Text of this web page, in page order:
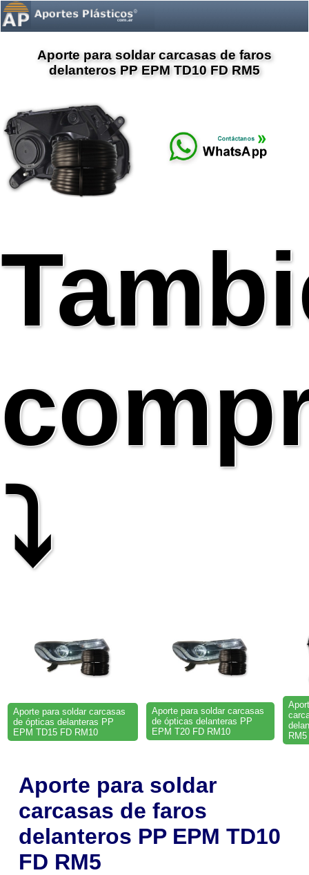
Aporte para soldar carcasas de faros
delanteros PP EPM TD10 FD RM5
⤵
Aporte para soldar carcasas
de ópticas delanteras PP
EPM TD15 FD RM10
Aporte para soldar carcasas
de ópticas delanteras PP
EPM T20 FD RM10
RM5
Aporte para soldar
carcasas de faros
delanteros PP EPM TD10
FD RM5